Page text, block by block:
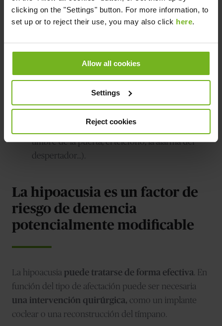
clicking on the "Settings" button. For more information, to
set up or to reject their use, you may also click here.
Allow all cookies
Settings
Reject cookies
Evitamos conversaciones telefónicas ,
delegando en otras personas el tomar nota de
Sentimos incomodidaden entornoscon
ruido ambiental
que oyen otras personas de nuestro entorno (el
timbre de la puerta, el teléfono, la alarma del
despertador…).
La hipoacusia es un factor de
riesgo de demencia
potencialmente modificable
La hipoacusia puede tratarse de forma efectiva. En
función del tipo de afectación puede ser necesaria
una intervención quirúrgica, como un implante
coclear o una reconstrucción del tímpano.